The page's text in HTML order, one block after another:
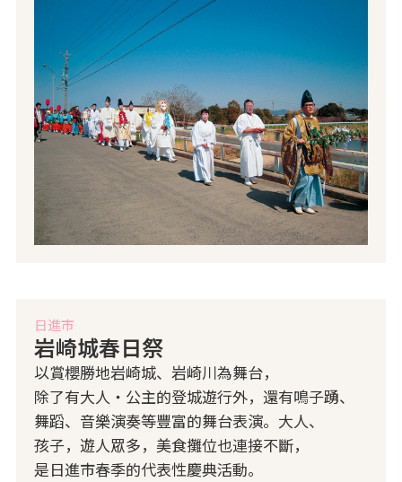
日進市
岩崎城春日祭
以賞櫻勝地岩崎城、岩崎川為舞台，
除了有大人・公主的登城遊行外，還有鳴子踴、
舞蹈、音樂演奏等豐富的舞台表演。大人、
孩子，遊人眾多，美食攤位也連接不斷，
是日進市春季的代表性慶典活動。